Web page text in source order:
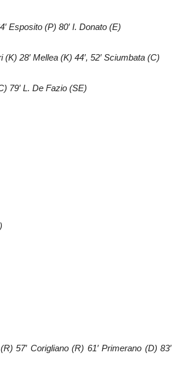
Esposito (P) 80′ I. Donato (E)
28′ Mellea (K) 44′, 52′ Sciumbata (C)
79′ L. De Fazio (SE)
57′ Corigliano (R) 61′ Primerano (D) 83′